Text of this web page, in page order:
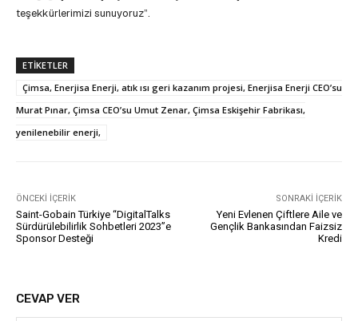
teşekkürlerimizi sunuyoruz”.
ETIKETLER
Çimsa, Enerjisa Enerji, atık ısı geri kazanım projesi, Enerjisa Enerji CEO’su
Murat Pınar, Çimsa CEO’su Umut Zenar, Çimsa Eskişehir Fabrikası,
yenilenebilir enerji,
ÖNCEKI İÇERIK
Saint-Gobain Türkiye “DigitalTalks
Sürdürülebilirlik Sohbetleri 2023”e
Sponsor Desteği
SONRAKI İÇERIK
Yeni Evlenen Çiftlere Aile ve
Gençlik Bankasından Faizsiz
Kredi
CEVAP VER